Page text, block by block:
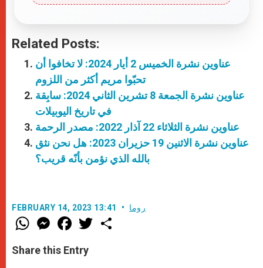
Related Posts:
عناوين نشرة الخميس 2 أيار 2024: لا تخافوا أن
تحبّوا مريم أكثر من اللزوم
عناوين نشرة الجمعة 8 تشرين الثاني 2024: سابِقة
في تاريخ اليوبيلات
عناوين نشرة الثلاثاء 22 آذار 2022: مصدر الرحمة
عناوين نشرة الاثنين 19 حزيران 2023: هل نحن نثق
بالله الذي نؤمن بأنّه قريب؟
FEBRUARY 14, 2023 13:41 روما
W
h
t
s
M
e
s
e
F
a
e
b
w
Share this Entry